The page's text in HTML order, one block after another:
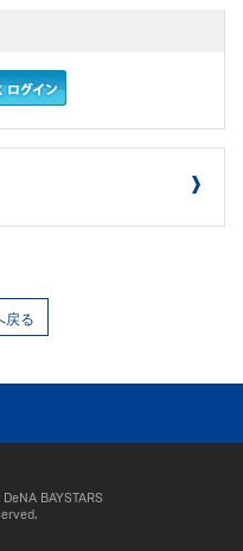
戻る
BAYSTARS